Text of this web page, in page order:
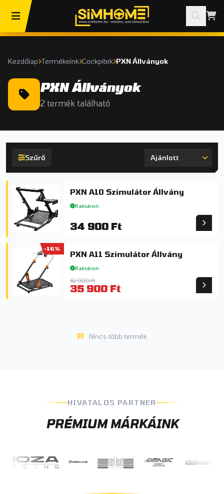
Kezdőlap Termékeink Cockpitek PXN Állványok
PXN Állványok
2 termék található
Szűrő
PXN A10 Szimulátor Állvány
Raktáron
34 900 Ft
-16%
PXN A11 Szimulátor Állvány
Raktáron
42 900 Ft
35 900 Ft
Nincs több termék
HIVATALOS PARTNER
PRÉMIUM MÁRKÁINK